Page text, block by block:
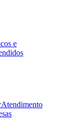
e
Atendimento